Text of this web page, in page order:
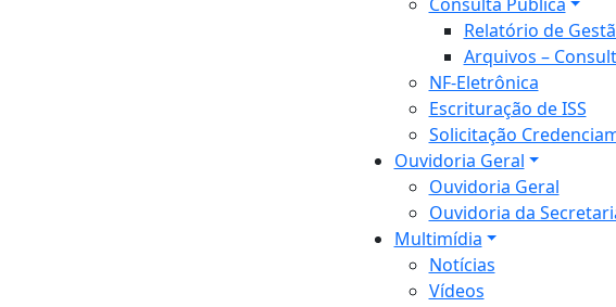
Relatório de
Arquivos –
NF-Eletrônica
Escrituração de ISS
Solicitação
Ouvidoria Geral
Ouvidoria Geral
Ouvidoria da
Multimídia
Notícias
Vídeos